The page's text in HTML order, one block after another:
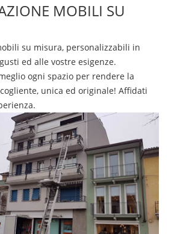
MOBILI SU
su misura, personalizzabili in
ed alle vostre esigenze.
ogni spazio per rendere la
unica ed originale! Affidati